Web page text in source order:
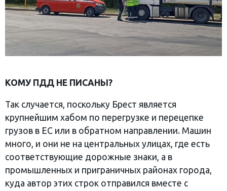
КОМУ ПДД НЕ ПИСАНЫ?
Так случается, поскольку Брест является
крупнейшим хабом по перегрузке и перецепке
грузов в ЕС или в обратном направлении. Машин
много, и они не на центральных улицах, где есть
соответствующие дорожные знаки, а в
промышленных и приграничных районах города,
куда автор этих строк отправился вместе с